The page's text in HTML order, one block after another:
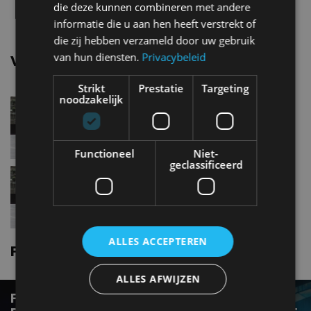
Vergelijkbare uitvoeringen
Ford Transit courier1.5 Duratorq
TDCi 75 pk
Ford Transit courier1.5 Duratorq
TDCi 100 pk
Ford Transit courier nieuws
FORD E-TRANSIT COURIER: DE KLEINSTE
die deze kunnen combineren met andere
informatie die u aan hen heeft verstrekt of
die zij hebben verzameld door uw gebruik
van hun diensten. Privacybeleid
Strikt
noodzakelijk
Prestatie Targeting
Functioneel
Niet-
geclassificeerd
ALLES ACCEPTEREN
ALLES AFWIJZEN